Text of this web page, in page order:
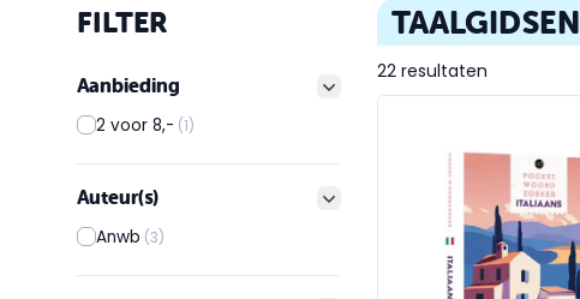
FILTER
Aanbieding filter button
2 voor 8,- (1)
Auteur(s) filter button
Anwb (3)
TAALGIDSEN
22 resultaten